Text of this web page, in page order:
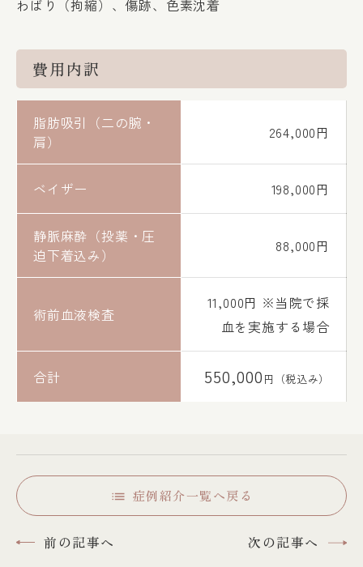
わばり（拘縮）、傷跡、色素沈着
費用内訳
脂肪吸引（二の腕・
肩）
264,000円
ベイザー 198,000円
静脈麻酔（投薬・圧
迫下着込み）
88,000円
術前血液検査
11,000円 ※当院で採
血を実施する場合
合計 550,000 円（税込み）
前の記事へ 次の記事へ
症例紹介一覧へ戻る